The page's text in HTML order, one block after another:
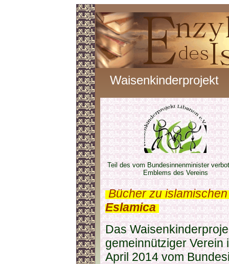
Waisenkinderprojekt
Teil des vom Bundesinnenminister
Emblems des Vereins
.Bücher zu
Eslamica.
Das
gemeinnütziger Verein
April 2014 vom